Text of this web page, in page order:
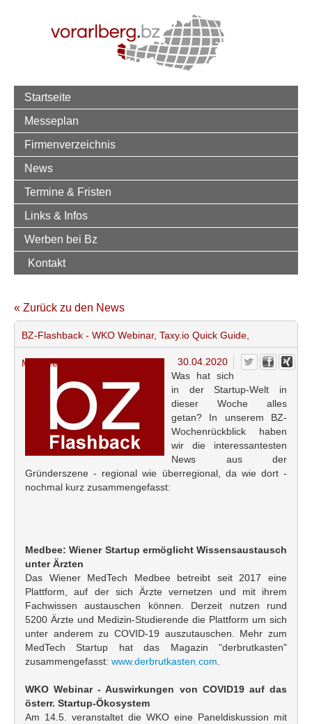
Startseite
Messeplan
Firmenverzeichnis
News
Termine & Fristen
Links & Infos
Werben bei Bz
Kontakt
« Zurück zu den News
BZ-Flashback - WKO Webinar, Taxy.io Quick Guide,
Medbee,...
30.04.2020
Was hat sich
in der Startup-Welt in
dieser Woche alles
getan? In unserem BZ-
Wochenrückblick haben
wir die interessantesten
News aus der
Gründerszene - regional wie überregional, da wie dort -
nochmal kurz zusammengefasst:
Medbee: Wiener Startup ermöglicht Wissensaustausch
unter Ärzten
Das Wiener MedTech Medbee betreibt seit 2017 eine
Plattform, auf der sich Ärzte vernetzen und mit ihrem
Fachwissen austauschen können. Derzeit nutzen rund
5200 Ärzte und Medizin-Studierende die Plattform um sich
unter anderem zu COVID-19 auszutauschen. Mehr zum
MedTech Startup hat das Magazin "derbrutkasten"
zusammengefasst: www.derbrutkasten.com
WKO Webinar - Auswirkungen von COVID19 auf das
österr. Startup-Ökosystem
Am 14.5. veranstaltet die WKO eine Paneldiskussion mit